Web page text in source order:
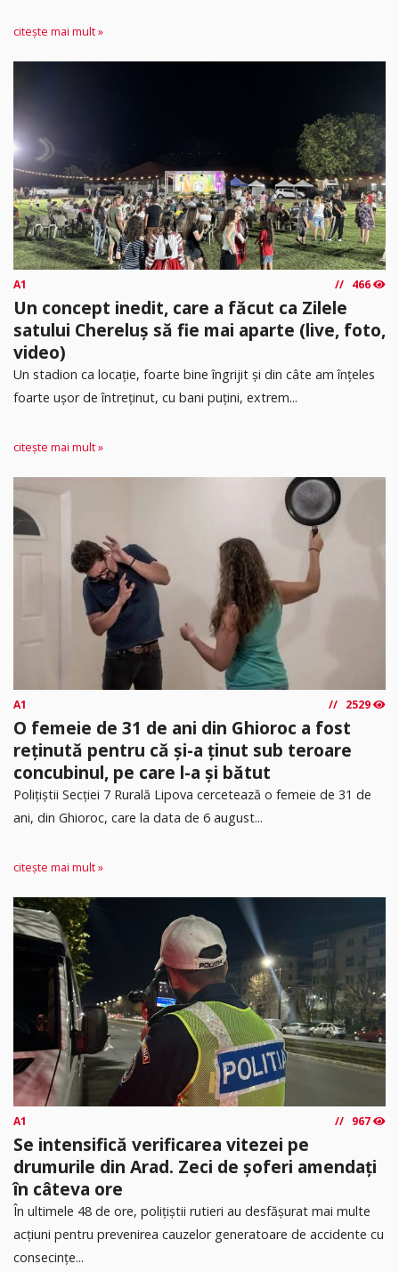
citește mai mult »
A1 466
Un concept inedit, care a făcut ca Zilele
satului Chereluș să fie mai aparte (live, foto,
video)
Un stadion ca locație, foarte bine îngrijit și din câte am înțeles
foarte ușor de întreținut, cu bani puțini, extrem...
citește mai mult »
A1 2529
O femeie de 31 de ani din Ghioroc a fost
reținută pentru că și-a ținut sub teroare
concubinul, pe care l-a și bătut
​Polițiștii Secției 7 Rurală Lipova cercetează o femeie de 31 de
ani, din Ghioroc, care la data de 6 august...
citește mai mult »
A1 967
Se intensifică verificarea vitezei pe
drumurile din Arad. Zeci de șoferi amendați
în câteva ore
În ultimele 48 de ore, polițiștii rutieri au desfășurat mai multe
acțiuni pentru prevenirea cauzelor generatoare de accidente cu
consecințe...